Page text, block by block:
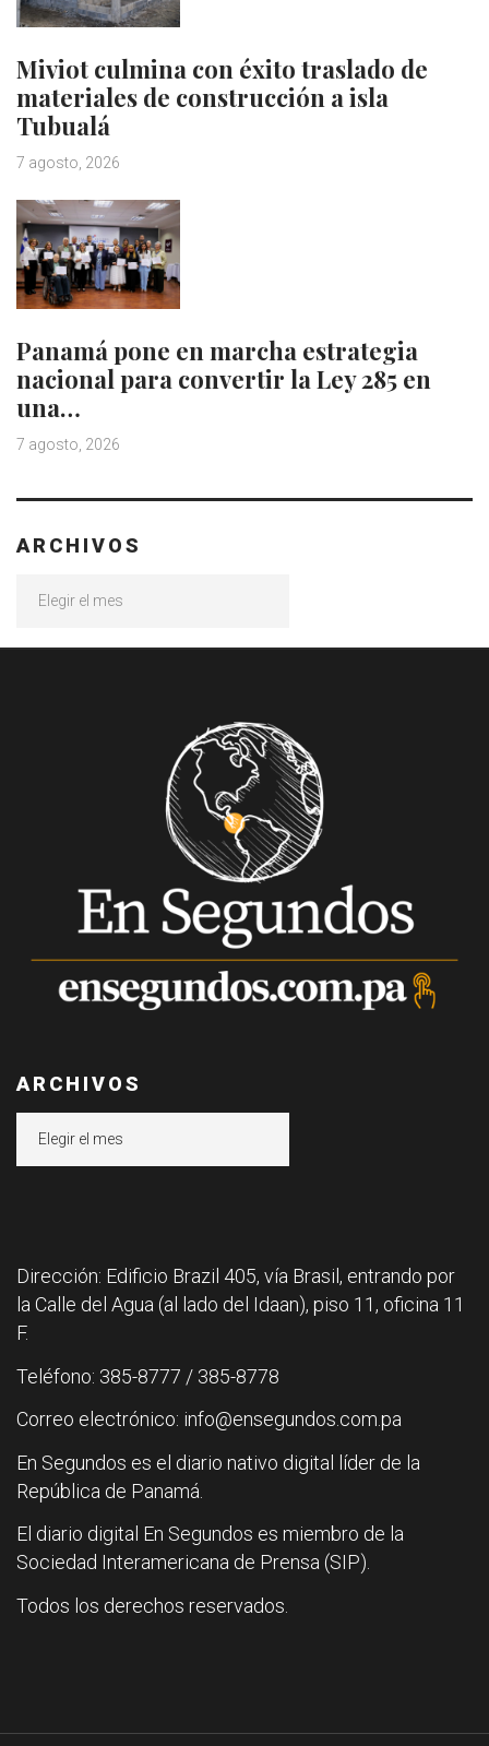
Miviot culmina con éxito traslado de
materiales de construcción a isla
Tubualá
7 agosto, 2026
Panamá pone en marcha estrategia
nacional para convertir la Ley 285 en
una…
7 agosto, 2026
ARCHIVOS
ARCHIVOS
Dirección: Edificio Brazil 405, vía Brasil, entrando por
la Calle del Agua (al lado del Idaan), piso 11, oficina 11
F.
Teléfono: 385-8777 / 385-8778
Correo electrónico: info@ensegundos.com.pa
En Segundos es el diario nativo digital líder de la
República de Panamá.
El diario digital En Segundos es miembro de la
Sociedad Interamericana de Prensa (SIP).
Todos los derechos reservados.